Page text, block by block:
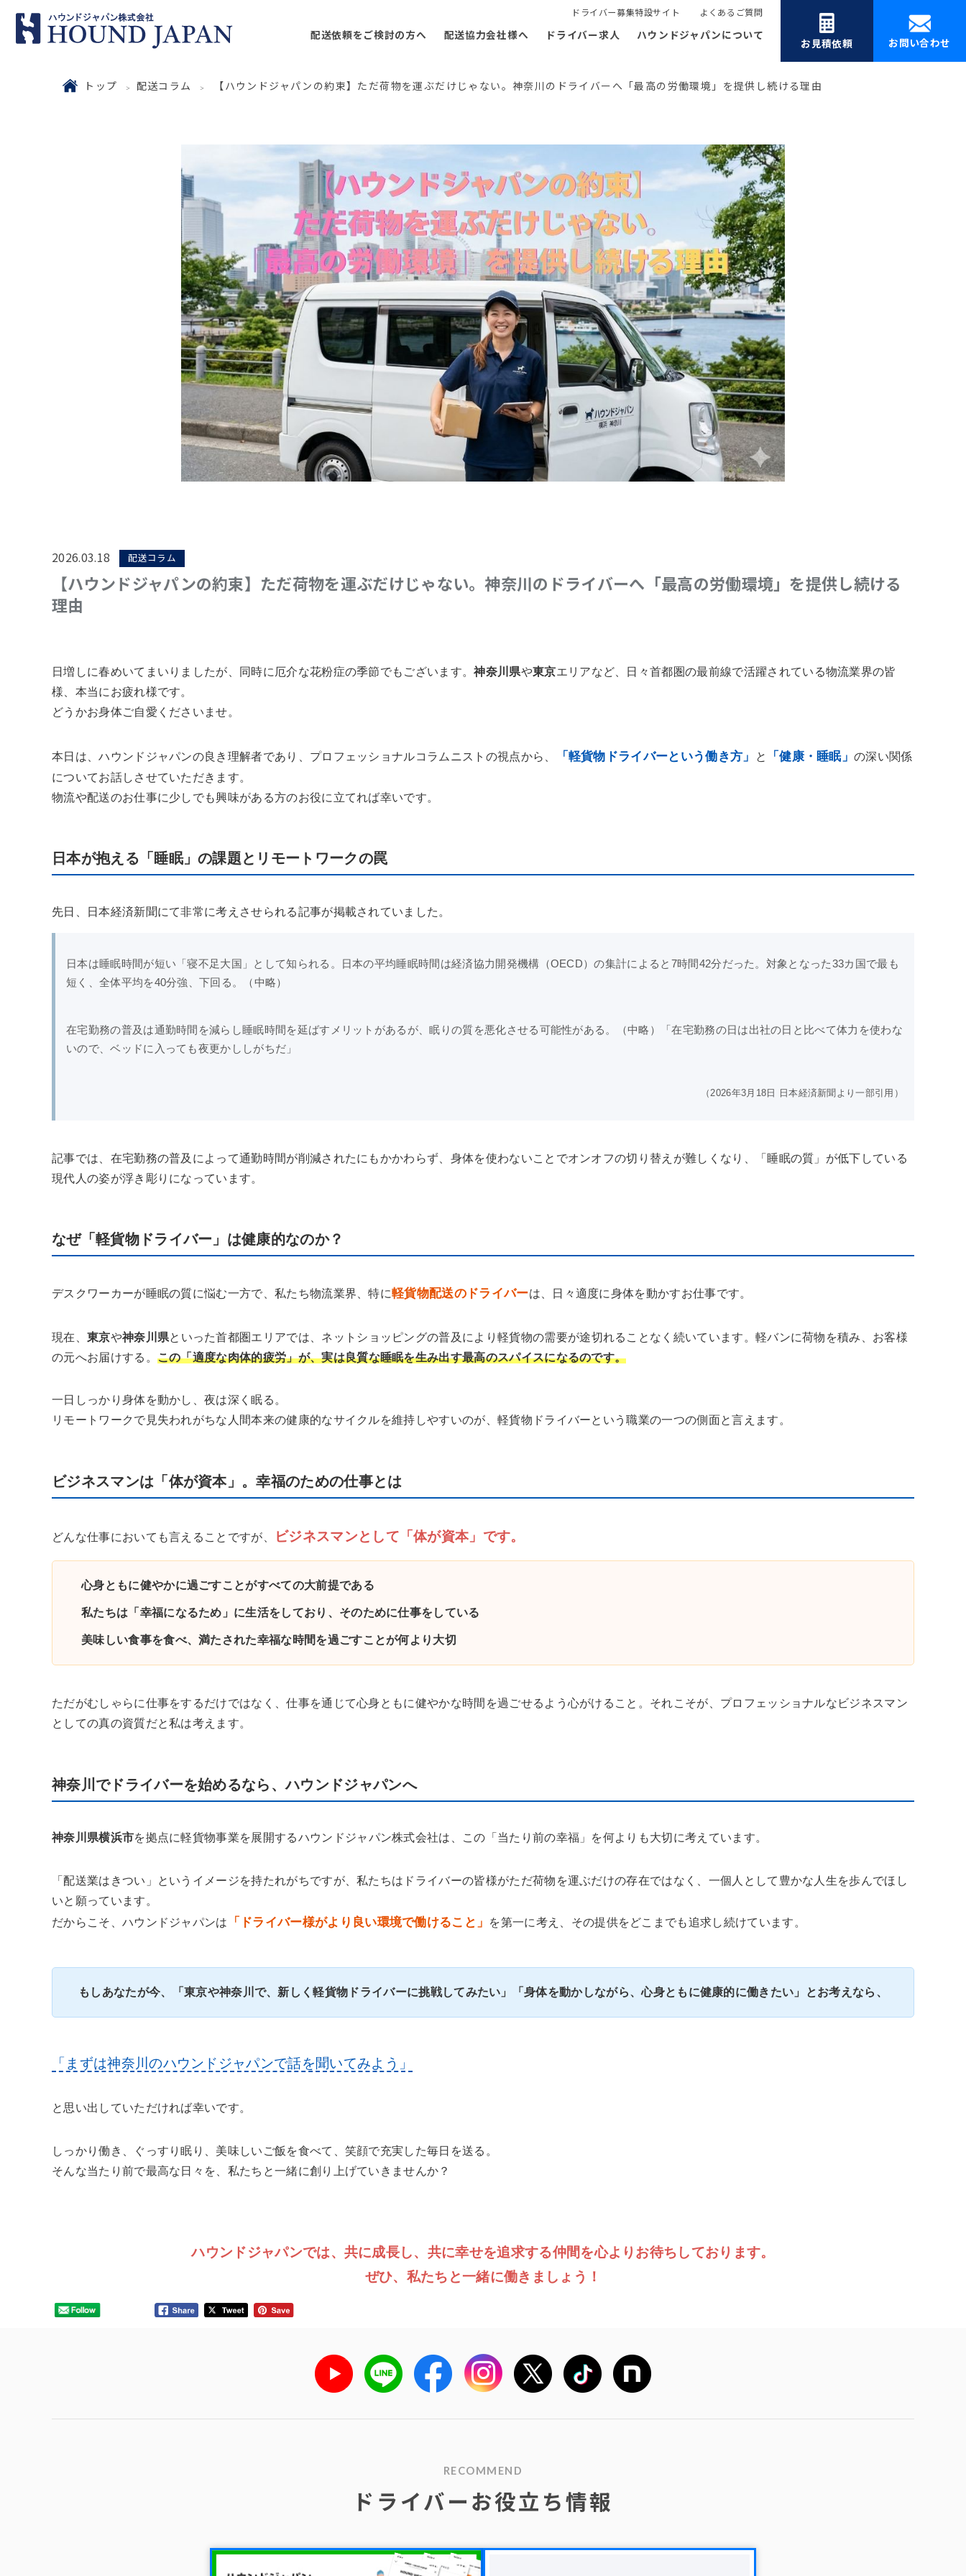
ドライバー募集特設サイト よくあるご質問
配送依頼をご検討の方へ 配送協力会社様へ ドライバー求人 ハウンドジャパンについて
お見積依頼 お問い合わせ
トップ 配送コラム 【ハウンドジャパンの約束】ただ荷物を運ぶだけじゃない。神奈川のドライバーへ「最高の労働環境」を提供し続ける理由
2026.03.18 配送コラム
【ハウンドジャパンの約束】ただ荷物を運ぶだけじゃない。神奈川のドライバーへ「最高の労働環境」を提供し続ける
理由
日増しに春めいてまいりましたが、同時に厄介な花粉症の季節でもございます。神奈川県や東京エリアなど、日々首都圏の最前線で活躍されている物流業界の皆
様、本当にお疲れ様です。
どうかお身体ご自愛くださいませ。
本日は、ハウンドジャパンの良き理解者であり、プロフェッショナルコラムニストの視点から、 「軽貨物ドライバーという働き方」 と 「健康・睡眠」の深い関係
についてお話しさせていただきます。
物流や配送のお仕事に少しでも興味がある方のお役に立てれば幸いです。
日本が抱える「睡眠」の課題とリモートワークの罠
先日、日本経済新聞にて非常に考えさせられる記事が掲載されていました。
日本は睡眠時間が短い「寝不足大国」として知られる。日本の平均睡眠時間は経済協力開発機構（OECD）の集計によると7時間42分だった。対象となった33カ国で最も
短く、全体平均を40分強、下回る。（中略）
在宅勤務の普及は通勤時間を減らし睡眠時間を延ばすメリットがあるが、眠りの質を悪化させる可能性がある。（中略）「在宅勤務の日は出社の日と比べて体力を使わな
いので、ベッドに入っても夜更かししがちだ」
（2026年3月18日 日本経済新聞より一部引用）
記事では、在宅勤務の普及によって通勤時間が削減されたにもかかわらず、身体を使わないことでオンオフの切り替えが難しくなり、「睡眠の質」が低下している
現代人の姿が浮き彫りになっています。
なぜ「軽貨物ドライバー」は健康的なのか？
デスクワーカーが睡眠の質に悩む一方で、私たち物流業界、特に軽貨物配送のドライバーは、日々適度に身体を動かすお仕事です。
現在、 東京や神奈川県といった首都圏エリアでは、ネットショッピングの普及により軽貨物の需要が途切れることなく続いています。軽バンに荷物を積み、お客様
の元へお届けする。 この「適度な肉体的疲労」が、実は良質な睡眠を生み出す最高のスパイスになるのです。
一日しっかり身体を動かし、夜は深く眠る。
リモートワークで見失われがちな人間本来の健康的なサイクルを維持しやすいのが、軽貨物ドライバーという職業の一つの側面と言えます。
ビジネスマンは「体が資本」。幸福のための仕事とは
どんな仕事においても言えることですが、 ビジネスマンとして「体が資本」です。
心身ともに健やかに過ごすことがすべての大前提である
私たちは「幸福になるため」に生活をしており、そのために仕事をしている
美味しい食事を食べ、満たされた幸福な時間を過ごすことが何より大切
ただがむしゃらに仕事をするだけではなく、仕事を通じて心身ともに健やかな時間を過ごせるよう心がけること。それこそが、プロフェッショナルなビジネスマン
としての真の資質だと私は考えます。
神奈川でドライバーを始めるなら、ハウンドジャパンへ
神奈川県横浜市を拠点に軽貨物事業を展開するハウンドジャパン株式会社は、この「当たり前の幸福」を何よりも大切に考えています。
「配送業はきつい」というイメージを持たれがちですが、私たちはドライバーの皆様がただ荷物を運ぶだけの存在ではなく、一個人として豊かな人生を歩んでほし
いと願っています。
だからこそ、ハウンドジャパンは
「ドライバー様がより良い環境で働けること」 を第一に考え、その提供をどこまでも追求し続けています。
もしあなたが今、「東京や神奈川で、新しく軽貨物ドライバーに挑戦してみたい」「身体を動かしながら、心身ともに健康的に働きたい」とお考えなら、
「まずは神奈川のハウンドジャパンで話を聞いてみよう」
と思い出していただければ幸いです。
しっかり働き、ぐっすり眠り、美味しいご飯を食べて、笑顔で充実した毎日を送る。
そんな当たり前で最高な日々を、私たちと一緒に創り上げていきませんか？
ハウンドジャパンでは、共に成長し、共に幸せを追求する仲間を心よりお待ちしております。
ぜひ、私たちと一緒に働きましょう！
RECOMMEND
ドライバーお役立ち情報